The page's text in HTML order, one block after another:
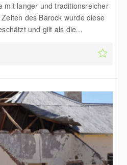
mit langer und traditionsreicher
des Barock wurde diese
und gilt als die...